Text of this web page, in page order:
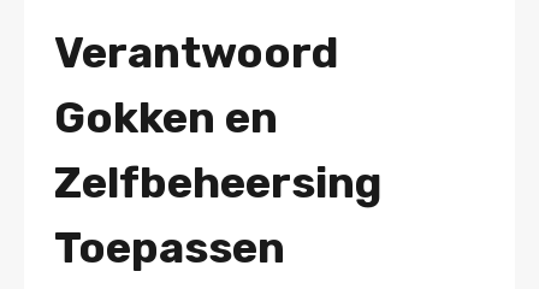
Verantwoord
Gokken en
Zelfbeheersing
Toepassen